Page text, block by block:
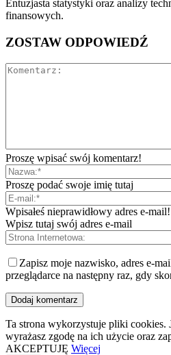
Entuzjasta statystyki oraz analizy
finansowych.
ZOSTAW ODPOWIEDŹ
Proszę wpisać swój komentarz!
Proszę podać swoje imię tutaj
Wpisałeś nieprawidłowy adres e-mail!
Wpisz tutaj swój adres e-mail
Zapisz moje nazwisko, adres e-
przeglądarce na następny raz, gdy
Ta strona wykorzystuje pliki cookies.
wyrażasz zgodę na ich użycie oraz
AKCEPTUJĘ Więcej